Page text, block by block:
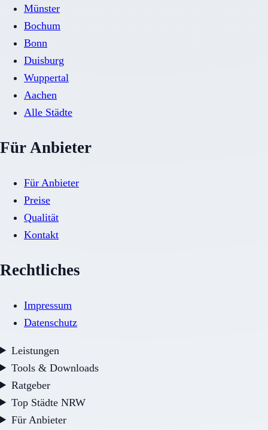
Münster
Bochum
Bonn
Duisburg
Wuppertal
Aachen
Alle Städte
Für Anbieter
Für Anbieter
Preise
Qualität
Kontakt
Rechtliches
Impressum
Datenschutz
Leistungen
Tools & Downloads
Ratgeber
Top Städte NRW
Für Anbieter